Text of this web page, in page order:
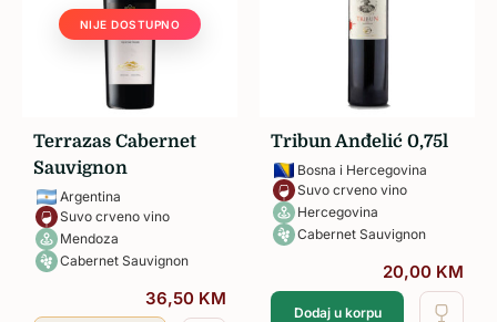
NIJE DOSTUPNO
Terrazas Cabernet
Sauvignon
Argentina
Suvo crveno vino
Mendoza
Cabernet Sauvignon
36,50 KM
Tribun Anđelić 0,75l
Bosna i Hercegovina
Suvo crveno vino
Hercegovina
Cabernet Sauvignon
20,00 KM
Dodaj u korpu